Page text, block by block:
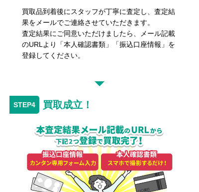
買取品到着後にスタッフが丁寧に査定し、査定結
果をメールでご連絡させていただきます。
査定結果にご同意いただけましたら、メール記載
のURLより「本人確認書類」「振込口座情報」を
登録してください。
買取成立！